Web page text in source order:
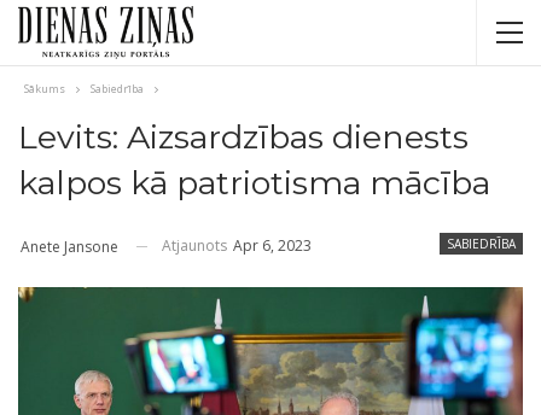
Sākums Sabiedrība
Levits: Aizsardzības dienests
kalpos kā patriotisma mācība
SABIEDRĪBA
Anete Jansone Atjaunots Apr 6, 2023